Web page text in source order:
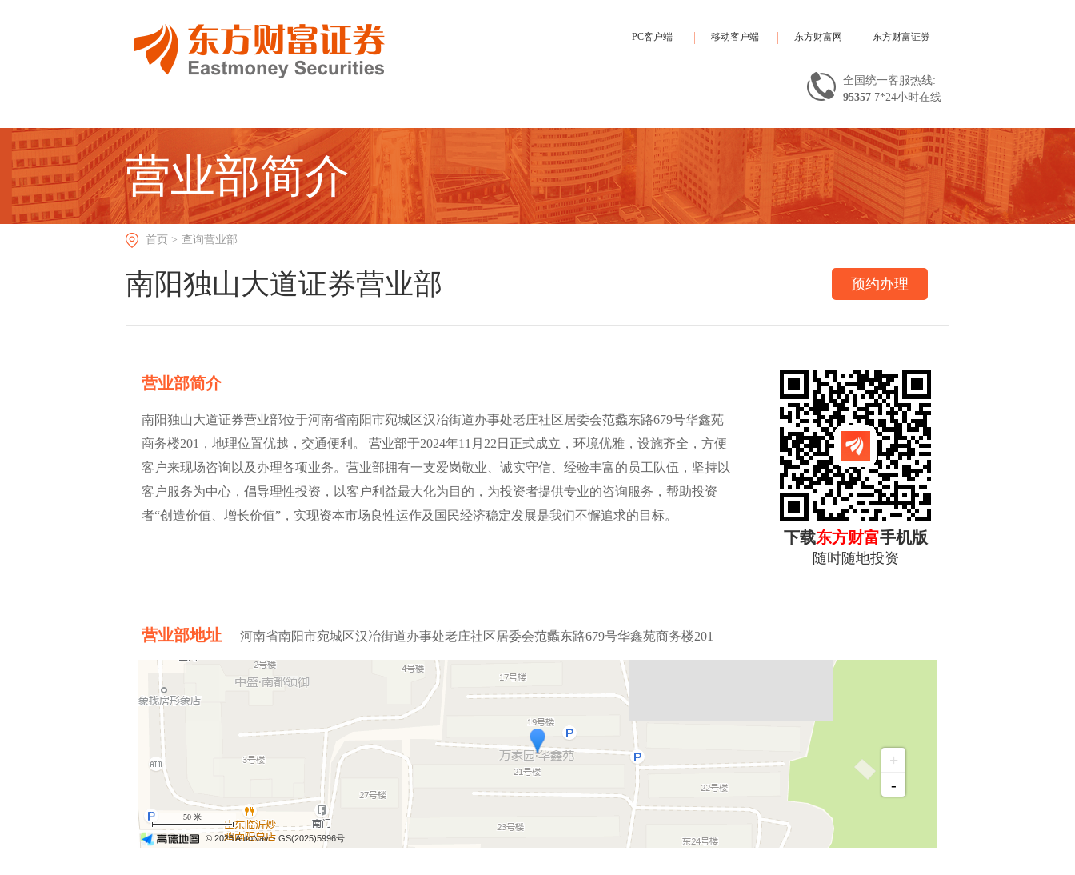
PC客户端 移动客户端 东方财富网 东方财富证券
全国统一客服热线:
95357 7*24小时在线
营业部简介
首页 > 查询营业部
南阳独山大道证券营业部 预约办理
营业部简介
南阳独山大道证券营业部位于河南省南阳市宛城区汉冶街道办事处老庄社区居委会范蠡东路679号华鑫苑
商务楼201，地理位置优越，交通便利。 营业部于2024年11月22日正式成立，环境优雅，设施齐全，方便
客户来现场咨询以及办理各项业务。营业部拥有一支爱岗敬业、诚实守信、经验丰富的员工队伍，坚持以
客户服务为中心，倡导理性投资，以客户利益最大化为目的，为投资者提供专业的咨询服务，帮助投资
者“创造价值、增长价值”，实现资本市场良性运作及国民经济稳定发展是我们不懈追求的目标。
下载东方财富手机版
随时随地投资
营业部地址 河南省南阳市宛城区汉冶街道办事处老庄社区居委会范蠡东路679号华鑫苑商务楼201
50 米
+
-
© 2026 AutoNavi- GS(2025)5996号